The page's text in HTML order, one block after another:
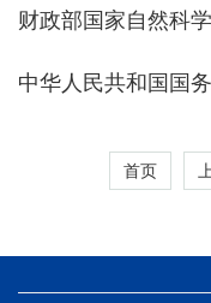
财政部国家自然科
法》的通知（财教
中华人民共和国国
首页